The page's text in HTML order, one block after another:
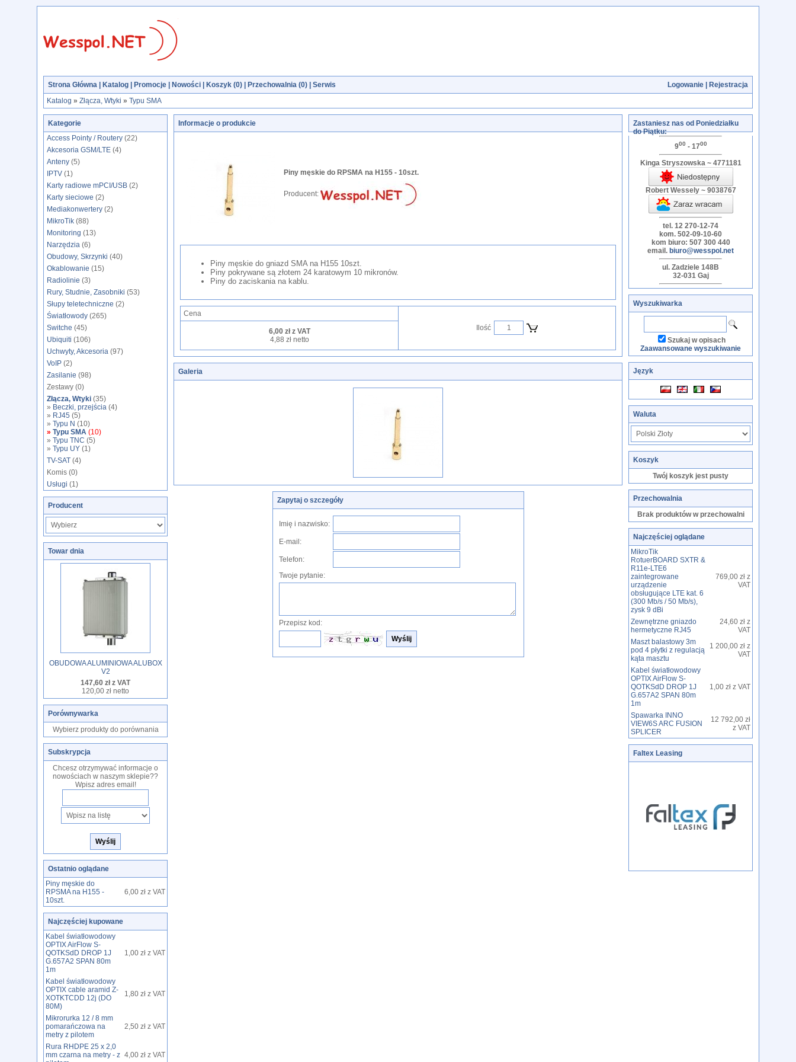
Strona Główna Katalog Promocje Nowości Koszyk (0) Przechowalnia (0) Serwis Logowanie
Rejestracja
Katalog » Złącza, Wtyki » Typu SMA
Kategorie
Access Pointy / Routery (22)
Akcesoria GSM/LTE (4)
Anteny (5)
IPTV (1)
Karty radiowe mPCI/USB (2)
Karty sieciowe (2)
Mediakonwertery (2)
MikroTik (88)
Monitoring (13)
Narzędzia (6)
Obudowy, Skrzynki (40)
Okablowanie (15)
Radiolinie (3)
Rury, Studnie, Zasobniki (53)
Słupy teletechniczne (2)
Światłowody (265)
Switche (45)
Ubiquiti (106)
Uchwyty, Akcesoria (97)
VoIP (2)
Zasilanie (98)
Zestawy (0)
Złącza, Wtyki (35)
» Beczki, przejścia (4)
» RJ45 (5)
» Typu N (10)
» Typu SMA (10)
» Typu TNC (5)
» Typu UY (1)
TV-SAT (4)
Komis (0)
Usługi (1)
Producent
Towar dnia
OBUDOWA ALUMINIOWA ALUBOX
V2
147,60 zł z VAT
120,00 zł netto
Porównywarka
Wybierz produkty do porównania
Subskrypcja
Chcesz otrzymywać informacje o
nowościach w naszym sklepie??
Wpisz adres email!
Ostatnio oglądane
Piny męskie do
RPSMA na H155 -
10szt.
6,00 zł z VAT
Najczęściej kupowane
Kabel światłowodowy
OPTIX AirFlow S-
QOTKSdD DROP 1J
G.657A2 SPAN 80m
1m
1,00 zł z VAT
Kabel światłowodowy
OPTIX cable aramid Z-
XOTKTCDD 12j (DO
80M)
1,80 zł z VAT
Mikrorurka 12 / 8 mm
pomarańczowa na
metry z pilotem
2,50 zł z VAT
Rura RHDPE 25 x 2,0
mm czarna na metry - z 4,00 zł z VAT
Informacje o produkcie
Piny męskie do RPSMA na H155 - 10szt.
Producent:
Piny męskie do gniazd SMA na H155 10szt.
Piny pokrywane są złotem 24 karatowym 10 mikronów.
Piny do zaciskania na kablu.
Cena
Ilość
6,00 zł z VAT
4,88 zł netto
Galeria
Zapytaj o szczegóły
Imię i nazwisko:
E-mail:
Telefon:
Twoje pytanie:
Przepisz kod:
Zastaniesz nas od Poniedziałku
do Piątku:
900 - 1700
Kinga Stryszowska ~ 4771181
Robert Wessely ~ 9038767
tel. 12 270-12-74
kom. 502-09-10-60
kom biuro: 507 300 440
email. biuro@wesspol.net
ul. Zadziele 148B
32-031 Gaj
Wyszukiwarka
Szukaj w opisach
Zaawansowane wyszukiwanie
Język
Waluta
Koszyk
Twój koszyk jest pusty
Przechowalnia
Brak produktów w przechowalni
Najczęściej oglądane
MikroTik
RotuerBOARD SXTR &
R11e-LTE6
zaintegrowane
urządzenie
obsługujące LTE kat. 6
(300 Mb/s / 50 Mb/s),
zysk 9 dBi
769,00 zł z
VAT
Zewnętrzne gniazdo
hermetyczne RJ45
24,60 zł z
VAT
Maszt balastowy 3m
pod 4 płytki z regulacją
kąta masztu
1 200,00 zł z
VAT
Kabel światłowodowy
OPTIX AirFlow S-
QOTKSdD DROP 1J
G.657A2 SPAN 80m
1m
1,00 zł z VAT
Spawarka INNO
VIEW6S ARC FUSION
SPLICER
12 792,00 zł
z VAT
Faltex Leasing